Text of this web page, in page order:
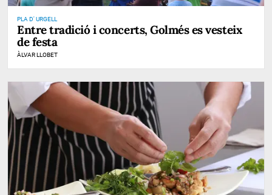
PLA D' URGELL
Entre tradició i concerts, Golmés es vesteix
de festa
ÀLVAR LLOBET